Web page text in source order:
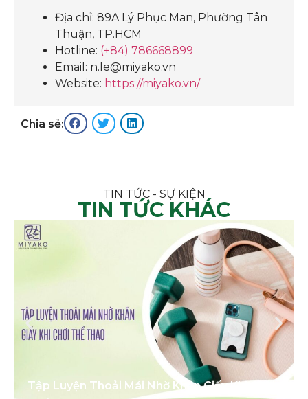
Địa chỉ: 89A Lý Phục Man, Phường Tân
Thuận, TP.HCM
Hotline: (+84) 786668899
Email: n.le@miyako.vn
Website: https://miyako.vn/
Chia sẻ:
TIN TỨC - SỰ KIỆN
TIN TỨC KHÁC
Tập Luyện Thoải Mái Nhờ Khăn Giấy Khi Chơi